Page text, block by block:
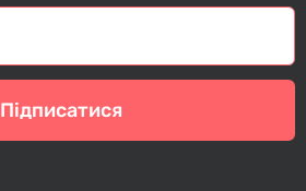
Підписатися